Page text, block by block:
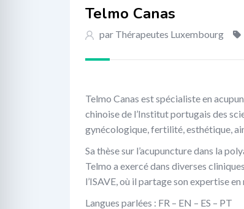
Telmo Canas
par Thérapeutes Luxembourg
Telmo Canas est spécialiste en
chinoise de l’Institut portugais des
gynécologique, fertilité, esthétique,
Sa thèse sur l’acupuncture dans la
Telmo a exercé dans diverses
l’ISAVE, où il partage son expertise
Langues parlées : FR – EN – ES – PT